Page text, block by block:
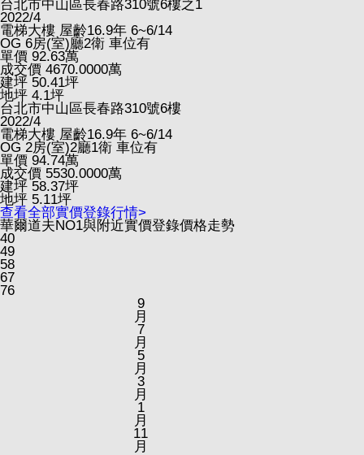
台北市中山區長春路310號6樓之1
2022/4
電梯大樓 屋齡16.9年 6~6/14
OG 6房(室)廳2衛 車位有
單價 92.63萬
成交價 4670.0000萬
建坪 50.41坪
地坪 4.1坪
台北市中山區長春路310號6樓
2022/4
電梯大樓 屋齡16.9年 6~6/14
OG 2房(室)2廳1衛 車位有
單價 94.74萬
成交價 5530.0000萬
建坪 58.37坪
地坪 5.11坪
查看全部實價登錄行情>
華爾道夫NO1與附近實價登錄價格走勢
40
49
58
67
76
9
月
7
月
5
月
3
月
1
月
11
月